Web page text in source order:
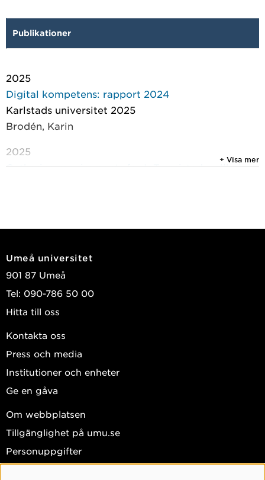
Publikationer
2025
Digital kompetens: rapport 2024
Karlstads universitet 2025
Brodén, Karin
2025
Gathering requirements for IoT-assisted wellbeing
Vol. 10
Agnieszka; et al.
2025
ECRM 2025, European Conference on Research
Methodology for Business and Management
Studies, Ulster University, Ireland, June 19-20,
Designing data-driven services to increase
perceived safety in public outdoor environments
+ Visa mer
Umeå universitet
901 87 Umeå
Tel: 090-786 50 00
Hitta till oss
Kontakta oss
Press och media
Institutioner och enheter
Ge en gåva
Om webbplatsen
Tillgänglighet på umu.se
Personuppgifter